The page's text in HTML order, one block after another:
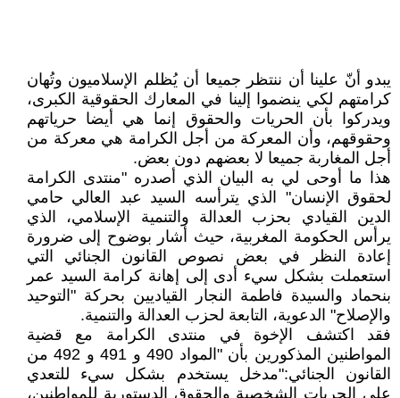
يبدو أنّ علينا أن ننتظر جميعا أن يُظلم الإسلاميون وتُهان
كرامتهم لكي ينضموا إلينا في المعارك الحقوقية الكبرى،
ويدركوا بأن الحريات والحقوق إنما هي أيضا حرياتهم
وحقوقهم، وأن المعركة من أجل الكرامة هي معركة من
أجل المغاربة جميعا لا بعضهم دون بعض.
هذا ما أوحى لي به البيان الذي أصدره "منتدى الكرامة
لحقوق الإنسان" الذي يترأسه السيد عبد العالي حامي
الدين القيادي بحزب العدالة والتنمية الإسلامي، الذي
يرأس الحكومة المغربية، حيث أشار بوضوح إلى ضرورة
إعادة النظر في بعض نصوص القانون الجنائي التي
استعملت بشكل سيء أدى إلى إهانة كرامة السيد عمر
بنحماد والسيدة فاطمة النجار القياديين بحركة "التوحيد
والإصلاح" الدعوية، التابعة لحزب العدالة والتنمية.
فقد اكتشف الإخوة في منتدى الكرامة مع قضية
المواطنين المذكورين بأن "المواد 490 و 491 و 492 من
القانون الجنائي:"مدخل يستخدم بشكل سيء للتعدي
على الحريات الشخصية والحقوق الدستورية للمواطنين،